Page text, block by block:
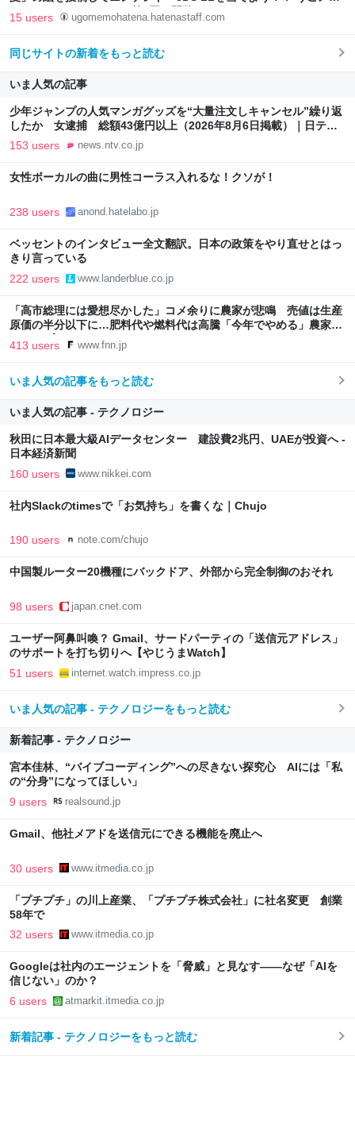
ありがとうキャンペーン第3回を開催します！！！ - うごメモはて
15 users ugomemohatena.hatenastaff.com
同じサイトの新着をもっと読む
いま人気の記事
少年ジャンプの人気マンガグッズを“大量注文しキャンセル”繰り返
したか 女逮捕 総額43億円以上（2026年8月6日掲載）｜日テレ
NEWS NNN
153 users news.ntv.co.jp
女性ボーカルの曲に男性コーラス入れるな！クソが！
238 users anond.hatelabo.jp
ベッセントのインタビュー全文翻訳。日本の政策をやり直せとはっ
きり言っている
222 users www.landerblue.co.jp
「高市総理には愛想尽かした」コメ余りに農家が悲鳴 売値は生産
原価の半分以下に…肥料代や燃料代は高騰「今年でやめる」農家も
｜FNNプライムオンライン
413 users www.fnn.jp
いま人気の記事をもっと読む
いま人気の記事 - テクノロジー
秋田に日本最大級AIデータセンター 建設費2兆円、UAEが投資へ -
日本経済新聞
160 users www.nikkei.com
社内Slackのtimesで「お気持ち」を書くな｜Chujo
190 users note.com/chujo
中国製ルーター20機種にバックドア、外部から完全制御のおそれ
98 users japan.cnet.com
ユーザー阿鼻叫喚？ Gmail、サードパーティの「送信元アドレス」
のサポートを打ち切りへ【やじうまWatch】
51 users internet.watch.impress.co.jp
いま人気の記事 - テクノロジーをもっと読む
新着記事 - テクノロジー
宮本佳林、“バイブコーディング”への尽きない探究心 AIには「私
の“分身”になってほしい」
9 users realsound.jp
Gmail、他社メアドを送信元にできる機能を廃止へ
30 users www.itmedia.co.jp
「プチプチ」の川上産業、「プチプチ株式会社」に社名変更 創業
58年で
32 users www.itmedia.co.jp
Googleは社内のエージェントを「脅威」と見なす――なぜ「AIを
信じない」のか？
6 users atmarkit.itmedia.co.jp
新着記事 - テクノロジーをもっと読む